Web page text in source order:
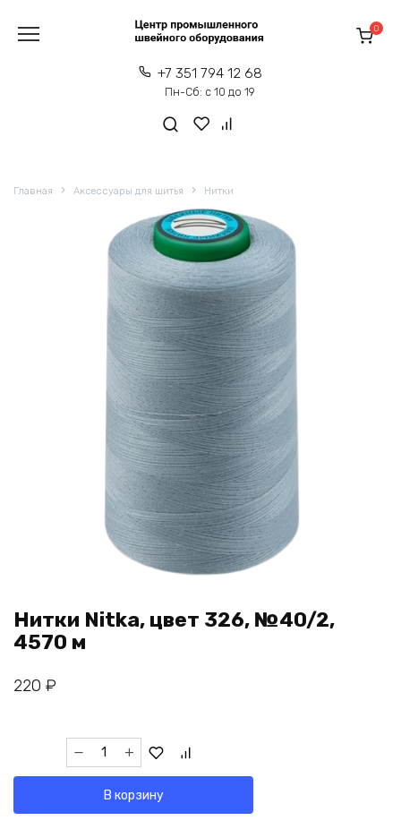
содержанию
+7 351 794 12 68
Пн-Сб: с 10 до 19
0
Главная Аксессуары для шитья Нитки
Нитки Nitka, цвет 326, №40/2,
4570 м
220 ₽
Количество
товара
В корзину